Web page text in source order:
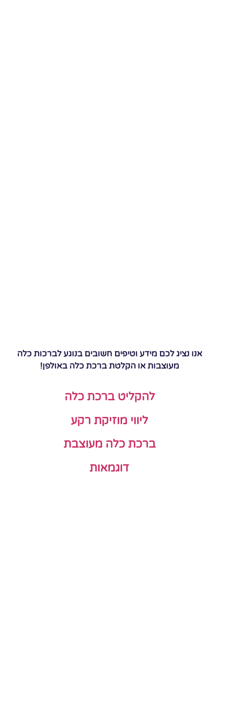
אנו נציג לכם מידע וטיפים חשובים בנוגע לברכות כלה
מעוצבות או הקלטת ברכת כלה באולפן!
להקליט ברכת כלה
ליווי מוזיקת רקע
ברכת כלה מעוצבת
דוגמאות